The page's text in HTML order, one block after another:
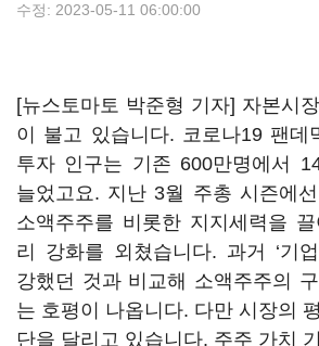
수정: 2023-05-11 06:00:00
[뉴스토마토 박준형 기자] 자본시
이 불고 있습니다. 코로나19 팬데
투자 인구는 기존 600만명에서
늘었고요. 지난 3월 주총 시즌에
소액주주를 비롯한 지지세력을
리 강화를 외쳤습니다. 과거 ‘기
강했던 것과 비교해 소액주주의
는 호평이 나옵니다. 다만 시장의
단을 달리고 있습니다. 주주 가치